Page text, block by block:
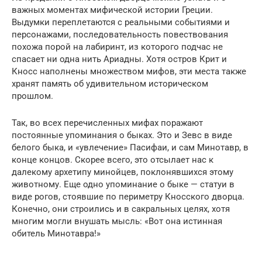
важных моментах мифической истории Греции.
Выдумки переплетаются с реальными событиями и
персонажами, последовательность повествования
похожа порой на лабиринт, из которого подчас не
спасает ни одна нить Ариадны. Хотя остров Крит и
Кносс наполнены множеством мифов, эти места также
хранят память об удивительном историческом
прошлом.
Так, во всех перечисленных мифах поражают
постоянные упоминания о быках. Это и Зевс в виде
белого быка, и «увлечение» Пасифаи, и сам Минотавр, в
конце концов. Скорее всего, это отсылает нас к
далекому архетипу минойцев, поклонявшихся этому
животному. Еще одно упоминание о быке — статуи в
виде рогов, стоявшие по периметру Кносского дворца.
Конечно, они строились и в сакральных целях, хотя
многим могли внушать мысль: «Вот она истинная
обитель Минотавра!»